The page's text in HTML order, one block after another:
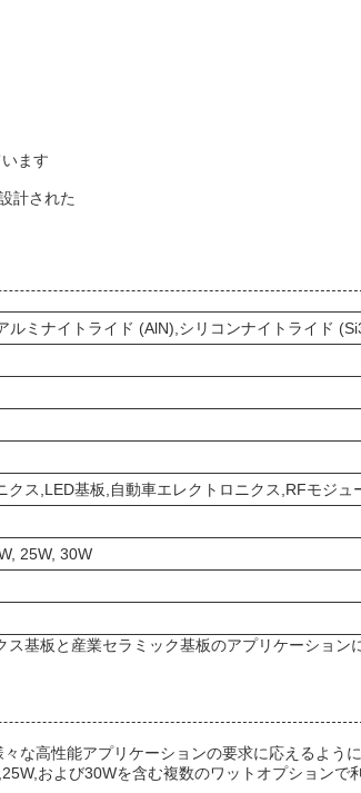
ます
計された
ルミナイトライド (AlN),シリコンナイトライド
クス,LED基板,自動車エレクトロニクス,RFモジュ
25W, 30W
基板と産業セラミック基板のアプリケーション
な高性能アプリケーションの要求に応えるよ
および30Wを含む複数のワットオプション